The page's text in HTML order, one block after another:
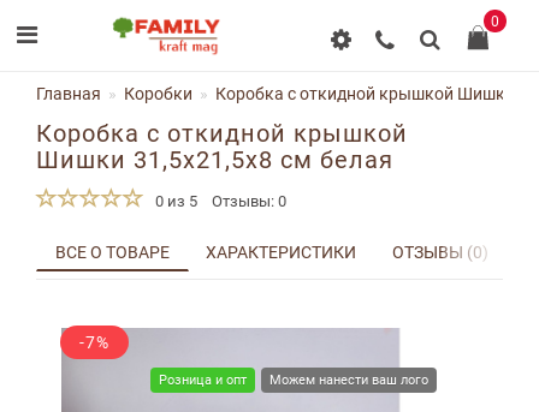
0
Главная Коробки Коробка с откидной крышкой Шишки
Коробка с откидной крышкой
Шишки 31,5x21,5x8 см белая
0 из 5 Отзывы: 0
ВСЕ О ТОВАРЕ ХАРАКТЕРИСТИКИ ОТЗЫВЫ (0)
Розница и опт Можем нанести ваш лого
-7%